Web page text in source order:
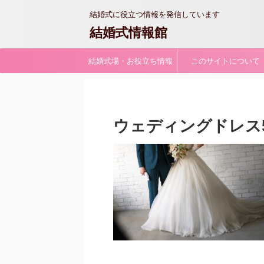
結婚式に役立つ情報を発信しています
結婚式情報館
結婚式場・お役立ち情報 このサイトについて
ウェディングドレ